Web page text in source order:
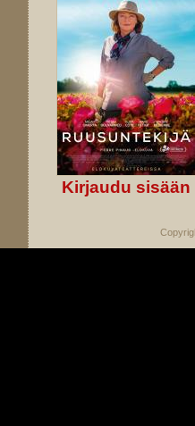
Kirjaudu sisään